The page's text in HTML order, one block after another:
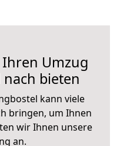
Umzug
nach bieten
kann viele
bringen, um Ihnen
wir Ihnen unsere
an.